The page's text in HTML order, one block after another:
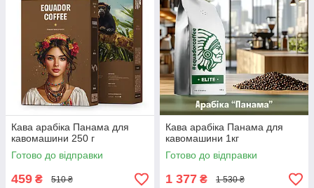
Кава арабіка Панама для
кавомашини 250 г
Готово до відправки
459 ₴ 510 ₴
Кава арабіка Панама для
кавомашини 1кг
Готово до відправки
1 377 ₴ 1 530 ₴